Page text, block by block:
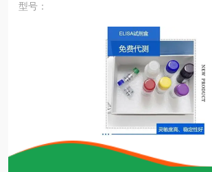
型号：